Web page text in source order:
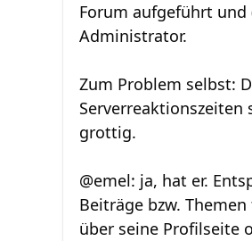
Forum aufgeführt
Administrator.
Zum Problem selbst:
grottig.
@emel: ja, hat er.
Beiträge bzw.
über seine Profilseite